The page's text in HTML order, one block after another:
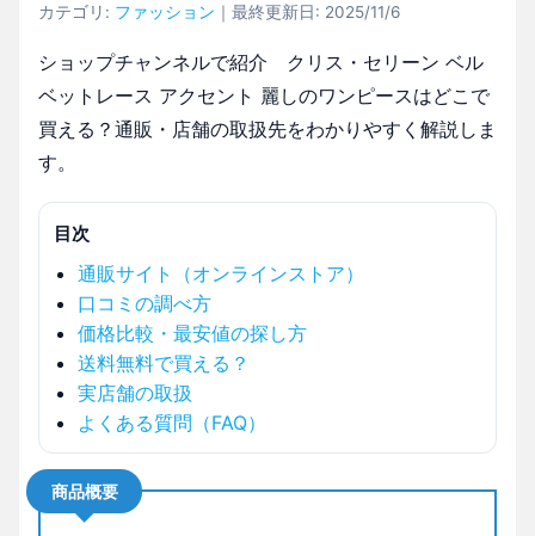
カテゴリ: ファッション ｜最終更新日: 2025/11/6
ショップチャンネルで紹介 クリス・セリーン ベル
ベットレース アクセント 麗しのワンピースはどこで
買える？通販・店舗の取扱先をわかりやすく解説しま
す。
目次
通販サイト（オンラインストア）
口コミの調べ方
価格比較・最安値の探し方
送料無料で買える？
実店舗の取扱
よくある質問（FAQ）
商品概要